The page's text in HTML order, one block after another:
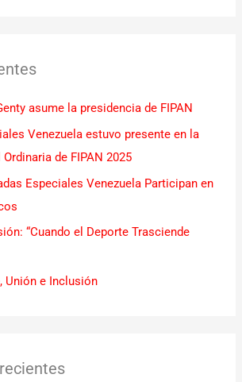
asume la presidencia de FIPAN
Venezuela estuvo presente en la
de FIPAN 2025
Especiales Venezuela Participan en
“Cuando el Deporte Trasciende
Unión e Inclusión